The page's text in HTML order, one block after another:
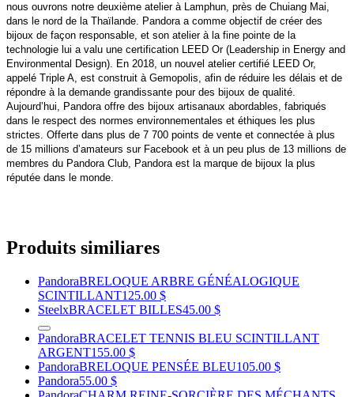
nous ouvrons notre deuxième atelier à Lamphun, près de Chuiang Mai,
dans le nord de la Thaïlande. Pandora a comme objectif de créer des
bijoux de façon responsable, et son atelier à la fine pointe de la
technologie lui a valu une certification LEED Or (Leadership in Energy and
Environmental Design). En 2018, un nouvel atelier certifié LEED Or,
appelé Triple A, est construit à Gemopolis, afin de réduire les délais et de
répondre à la demande grandissante pour des bijoux de qualité.
Aujourd’hui, Pandora offre des bijoux artisanaux abordables, fabriqués
dans le respect des normes environnementales et éthiques les plus
strictes. Offerte dans plus de 7 700 points de vente et connectée à plus
de 15 millions d’amateurs sur Facebook et à un peu plus de 13 millions de
membres du Pandora Club, Pandora est la marque de bijoux la plus
réputée dans le monde.
Produits similiares
PandoraBRELOQUE ARBRE GÉNÉALOGIQUE
SCINTILLANT125.00 $
SteelxBRACELET BILLES45.00 $
PandoraBRACELET TENNIS BLEU SCINTILLANT
ARGENT155.00 $
PandoraBRELOQUE PENSÉE BLEU105.00 $
Pandora55.00 $